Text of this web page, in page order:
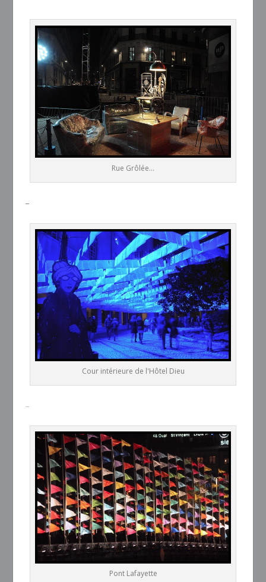
Rue Grôlée...
–
Cour intérieure de l'Hôtel Dieu
–
Pont Lafayette